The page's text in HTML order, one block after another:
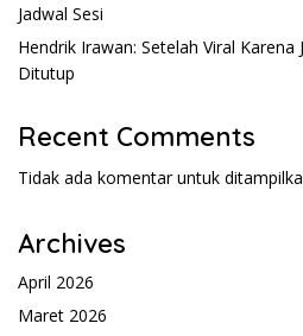
Jadwal Sesi
Hendrik Irawan: Setelah Viral Karena
Ditutup
Recent Comments
Tidak ada komentar untuk
Archives
April 2026
Maret 2026